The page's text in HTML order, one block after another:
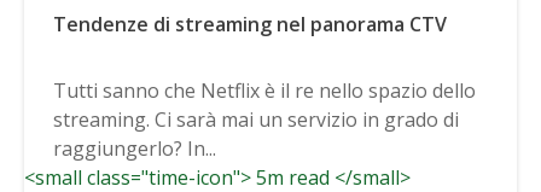
Tendenze di streaming nel panorama CTV
Tutti sanno che Netflix è il re nello spazio dello
streaming. Ci sarà mai un servizio in grado di
raggiungerlo? In...
<small class="time-icon"> 5m read </small>